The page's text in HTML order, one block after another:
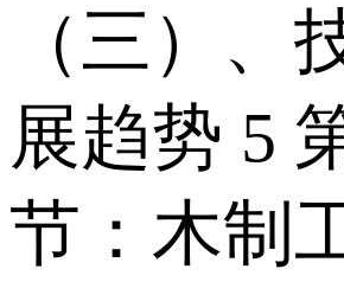
（三）、
展趋势 5
节：木制